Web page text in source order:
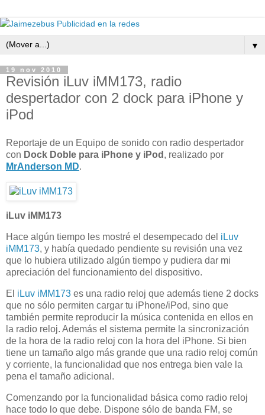
▼
19 nov 2010
Revisión iLuv iMM173, radio
despertador con 2 dock para iPhone y
iPod
Reportaje de un Equipo de sonido con radio despertador
con Dock Doble para iPhone y iPod , realizado por
MrAnderson MD.
iLuv iMM173
Hace algún tiempo les mostré el desempecado del iLuv
iMM173, y había quedado pendiente su revisión una vez
que lo hubiera utilizado algún tiempo y pudiera dar mi
apreciación del funcionamiento del dispositivo.
El iLuv iMM173 es una radio reloj que además tiene 2 docks
que no sólo permiten cargar tu iPhone/iPod, sino que
también permite reproducir la música contenida en ellos en
la radio reloj. Además el sistema permite la sincronización
de la hora de la radio reloj con la hora del iPhone. Si bien
tiene un tamaño algo más grande que una radio reloj común
y corriente, la funcionalidad que nos entrega bien vale la
pena el tamaño adicional.
Comenzando por la funcionalidad básica como radio reloj
hace todo lo que debe. Dispone sólo de banda FM, se